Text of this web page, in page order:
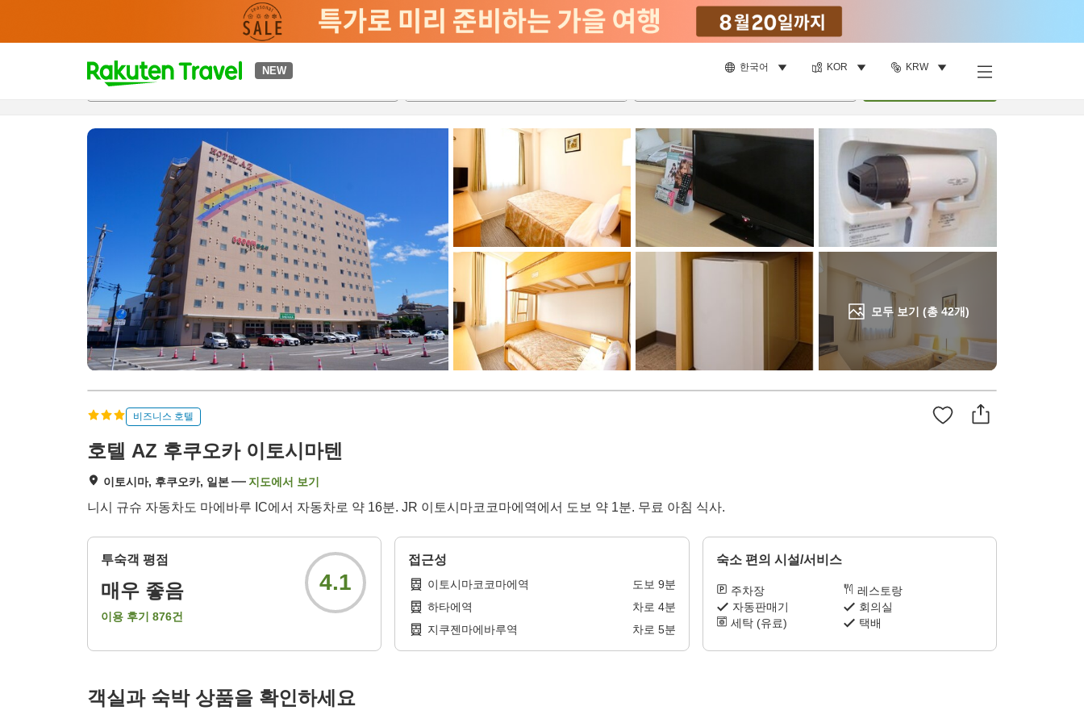
NEW 한국어 KOR KRW
t
p
a
c
h
모두 보기 (총 42개)
개요객실 & 숙박 상품이용 후기 편의 시설/서비스
비즈니스 호텔
호텔 AZ 후쿠오카 이토시마텐
이토시마, 후쿠오카, 일본 지도에서 보기
니시 규슈 자동차도 마에바루 IC에서 자동차로 약 16분. JR 이토시마코코마에역에서 도보 약 1분. 무료 아침 식사.
투숙객 평점
매우 좋음
이용 후기 876건
4.1
접근성
이토시마코코마에역 도보 9분
하타에역
차로 4분
지쿠젠마에바루역
차로 5분
숙소 편의 시설/서비스
주차장
레스토랑
자동판매기
회의실
세탁 (유료)
택배
객실과 숙박 상품을 확인하세요